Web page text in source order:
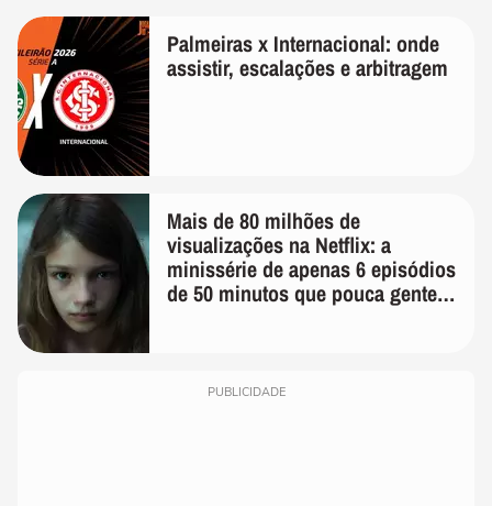
Palmeiras x Internacional: onde
assistir, escalações e arbitragem
Mais de 80 milhões de
visualizações na Netflix: a
minissérie de apenas 6 episódios
de 50 minutos que pouca gente
PUBLICIDADE